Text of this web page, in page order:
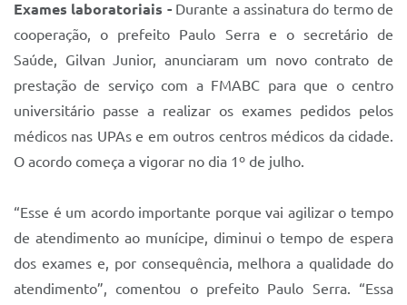
Exames laboratoriais -Durante a assinatura do termo de
cooperação, o prefeito Paulo Serra e o secretário de
Saúde, Gilvan Junior, anunciaram um novo contrato de
prestação de serviço com a FMABC para que o centro
universitário passe a realizar os exames pedidos pelos
médicos nas UPAs e em outros centros médicos da cidade.
O acordo começa a vigorar no dia 1º de julho.
“Esse é um acordo importante porque vai agilizar o tempo
de atendimento ao munícipe, diminui o tempo de espera
dos exames e, por consequência, melhora a qualidade do
atendimento”, comentou o prefeito Paulo Serra. “Essa